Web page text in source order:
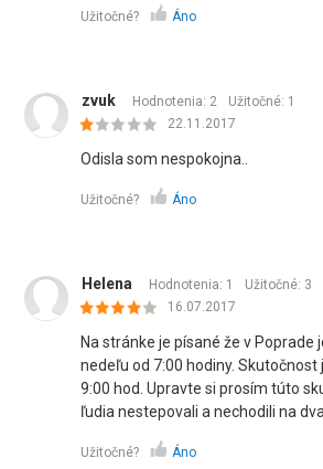
Užitočné? Áno
zvuk Hodnotenia: 2 Užitočné: 1
22.11.2017
Odisla som nespokojna..
Užitočné? Áno
Helena Hodnotenia: 1 Užitočné: 3
16.07.2017
Na stránke je písané že v Poprade
nedeľu od 7:00 hodiny. Skutočnost
9:00 hod. Upravte si prosím túto
ľudia nestepovali a nechodili na
Užitočné? Áno